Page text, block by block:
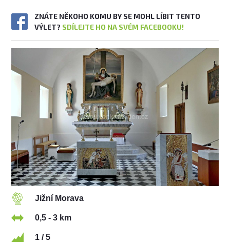
ZNÁTE NĚKOHO KOMU BY SE MOHL LÍBIT TENTO
VÝLET? SDÍLEJTE HO NA SVÉM FACEBOOKU!
Jižní Morava
0,5 - 3 km
1 / 5